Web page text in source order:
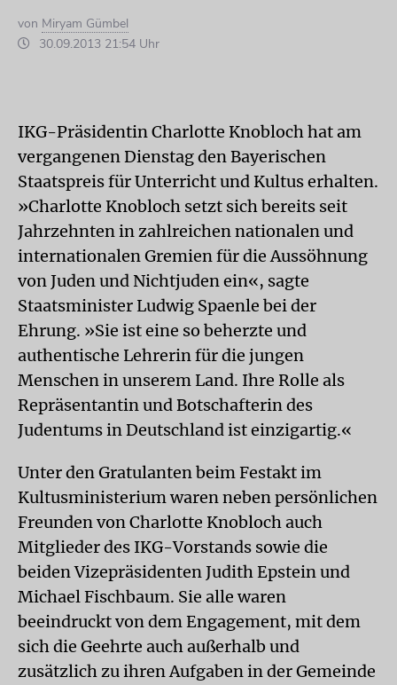
von Miryam Gümbel
30.09.2013 21:54 Uhr
IKG-Präsidentin Charlotte Knobloch hat am
vergangenen Dienstag den Bayerischen
Staatspreis für Unterricht und Kultus erhalten.
»Charlotte Knobloch setzt sich bereits seit
Jahrzehnten in zahlreichen nationalen und
internationalen Gremien für die Aussöhnung
von Juden und Nichtjuden ein«, sagte
Staatsminister Ludwig Spaenle bei der
Ehrung. »Sie ist eine so beherzte und
authentische Lehrerin für die jungen
Menschen in unserem Land. Ihre Rolle als
Repräsentantin und Botschafterin des
Judentums in Deutschland ist einzigartig.«
Unter den Gratulanten beim Festakt im
Kultusministerium waren neben persönlichen
Freunden von Charlotte Knobloch auch
Mitglieder des IKG-Vorstands sowie die
beiden Vizepräsidenten Judith Epstein und
Michael Fischbaum. Sie alle waren
beeindruckt von dem Engagement, mit dem
sich die Geehrte auch außerhalb und
zusätzlich zu ihren Aufgaben in der Gemeinde